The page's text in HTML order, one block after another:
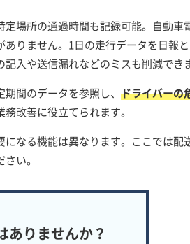
場所の通過時間も記録可能。自動車
りません。1日の走行データを日報
入や送信漏れなどのミスも削減でき
間のデータを参照し、 ドライバーの
改善に役立てられます。
なる機能は異なります。ここでは配
い。
ありませんか？